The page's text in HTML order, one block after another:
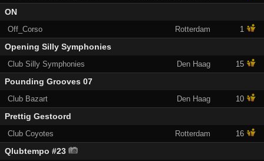
ON
Off_Corso Rotterdam 1
Opening Silly Symphonies
Club Silly Symphonies Den Haag 15
Pounding Grooves 07
Club Bazart Den Haag 10
Prettig Gestoord
Club Coyotes Rotterdam 16
Qlubtempo #23